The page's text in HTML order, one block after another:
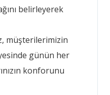
belirleyerek
müşterilerimizin
günün her
konforunu